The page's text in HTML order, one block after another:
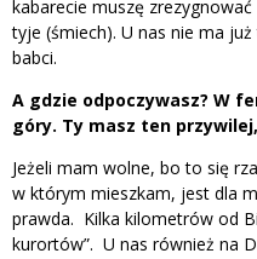
kabarecie muszę
tyje (śmiech). U nas nie ma
babci.
A gdzie odpoczywasz? W
góry. Ty masz ten
Jeżeli mam wolne, bo to się
w którym mieszkam, jest dla
prawda. Kilka kilometrów od
kurortów”. U nas również na